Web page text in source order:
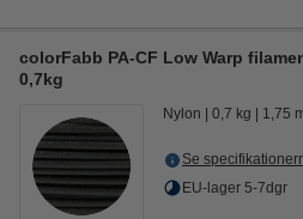
colorFabb PA-CF Low Warp
0,7kg
Nylon 0,7 kg 1,75
Se
EU-lager 5-7dgr